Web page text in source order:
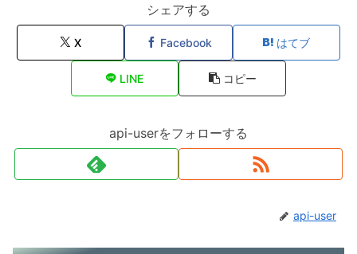
シェアする
X Facebook はてブ
LINE コピー
api-userをフォローする
api-user